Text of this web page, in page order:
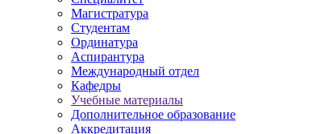
Магистратура
Студентам
Ординатура
Аспирантура
Международный отдел
Кафедры
Учебные материалы
Дополнительное образование
Аккредитация